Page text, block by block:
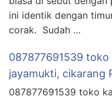
ini identik dengan
corak. Sudah …
087877691539
jayamukti, cikarang
087877691539 toko